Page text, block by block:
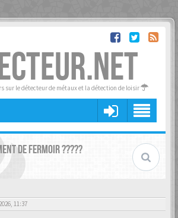
sur le détecteur de métaux et la détection de loisir
DE FERMOIR ?????
11:37